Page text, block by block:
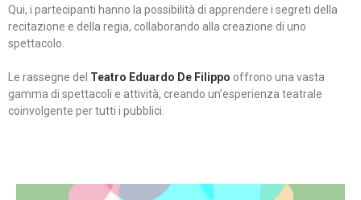
Qui, i partecipanti hanno la possibilità di apprendere i segreti della
recitazione e della regia, collaborando alla creazione di uno
spettacolo.
Le rassegne del Teatro Eduardo De Filippo offrono una vasta
gamma di spettacoli e attività, creando un’esperienza teatrale
coinvolgente per tutti i pubblici.